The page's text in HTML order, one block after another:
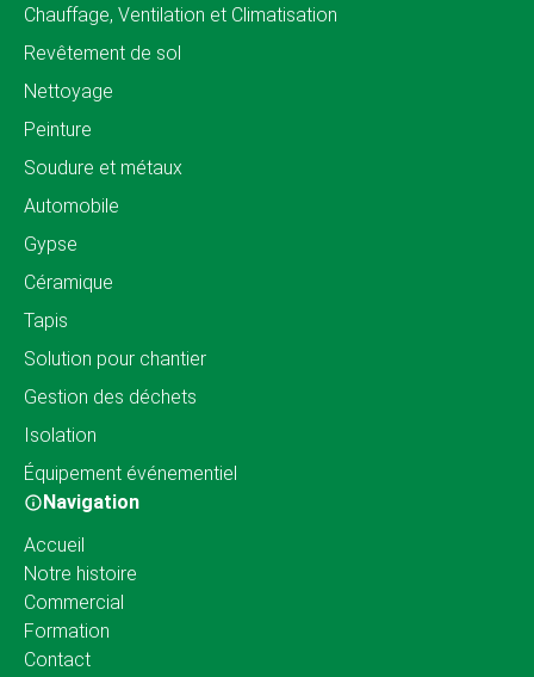
Chauffage, Ventilation et Climatisation
Revêtement de sol
Nettoyage
Peinture
Soudure et métaux
Automobile
Gypse
Céramique
Tapis
Solution pour chantier
Gestion des déchets
Isolation
Équipement événementiel
Navigation
Accueil
Notre histoire
Commercial
Formation
Contact